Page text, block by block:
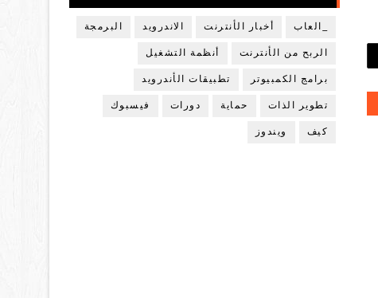
_العاب أخبار الأنترنت الاندرويد البرمجة
الربح من الأنترنت أنظمة التشغيل
برامج الكمبيوتر تطبيقات الأندرويد
تطوير الذات حماية دورات فيسبوك
كيف ويندوز